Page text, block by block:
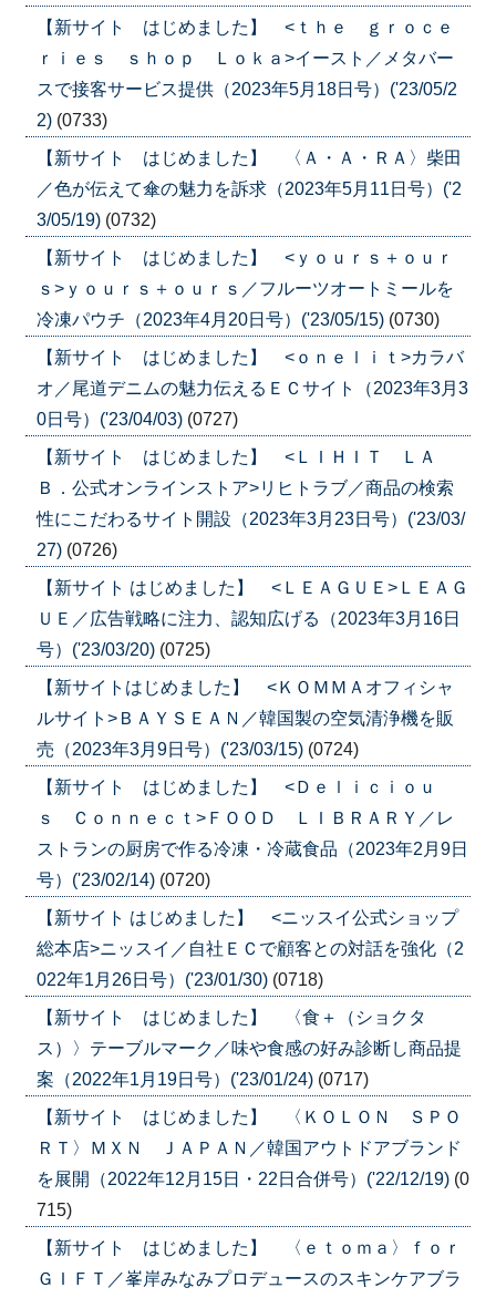
【新サイト はじめました】 <ｔｈｅ ｇｒｏｃｅ
ｒｉｅｓ ｓｈｏｐ Ｌｏｋａ>イースト／メタバー
スで接客サービス提供（2023年5月18日号）('23/05/2
2) (0733)
【新サイト はじめました】 〈Ａ・Ａ・ＲＡ〉柴田
／色が伝えて傘の魅力を訴求（2023年5月11日号）('2
3/05/19) (0732)
【新サイト はじめました】 <ｙｏｕｒｓ＋ｏｕｒ
ｓ>ｙｏｕｒｓ＋ｏｕｒｓ／フルーツオートミールを
冷凍パウチ（2023年4月20日号）('23/05/15) (0730)
【新サイト はじめました】 <ｏｎｅｌｉｔ>カラバ
オ／尾道デニムの魅力伝えるＥＣサイト（2023年3月3
0日号）('23/04/03) (0727)
【新サイト はじめました】 <ＬＩＨＩＴ ＬＡ
Ｂ．公式オンラインストア>リヒトラブ／商品の検索
性にこだわるサイト開設（2023年3月23日号）('23/03/
27) (0726)
【新サイト はじめました】 <ＬＥＡＧＵＥ>ＬＥＡＧ
ＵＥ／広告戦略に注力、認知広げる（2023年3月16日
号）('23/03/20) (0725)
【新サイトはじめました】 <ＫＯＭＭＡオフィシャ
ルサイト>ＢＡＹＳＥＡＮ／韓国製の空気清浄機を販
売（2023年3月9日号）('23/03/15) (0724)
【新サイト はじめました】 <Ｄｅｌｉｃｉｏｕ
ｓ Ｃｏｎｎｅｃｔ>ＦＯＯＤ ＬＩＢＲＡＲＹ／レ
ストランの厨房で作る冷凍・冷蔵食品（2023年2月9日
号）('23/02/14) (0720)
【新サイト はじめました】 <ニッスイ公式ショップ
総本店>ニッスイ／自社ＥＣで顧客との対話を強化（2
022年1月26日号）('23/01/30) (0718)
【新サイト はじめました】 〈食＋（ショクタ
ス）〉テーブルマーク／味や食感の好み診断し商品提
案（2022年1月19日号）('23/01/24) (0717)
【新サイト はじめました】 〈ＫＯＬＯＮ ＳＰＯ
ＲＴ〉ＭＸＮ ＪＡＰＡＮ／韓国アウトドアブランド
を展開（2022年12月15日・22日合併号）('22/12/19) (0
715)
【新サイト はじめました】 〈ｅｔｏｍａ〉ｆｏｒ
ＧＩＦＴ／峯岸みなみプロデュースのスキンケアブラ